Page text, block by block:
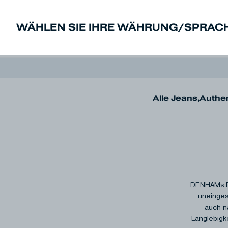
WÄHLEN SIE IHRE WÄHRUNG/
Alle Jeans,
auch